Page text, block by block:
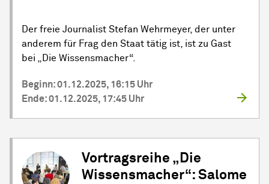
Der freie Journalist Stefan Wehrmeyer, der unter
anderem für Frag den Staat tätig ist, ist zu Gast
bei „Die Wissensmacher“.
Beginn: 01.12.2025, 16:15 Uhr
Ende: 01.12.2025, 17:45 Uhr
Vortragsreihe „Die
Wissensmacher“: Salome